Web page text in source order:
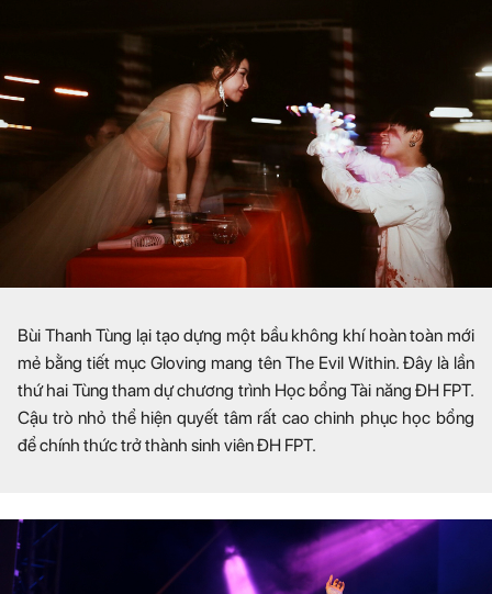
Bùi Thanh Tùng lại tạo dựng một bầu không khí hoàn toàn mới
mẻ bằng tiết mục Gloving mang tên The Evil Within. Đây là lần
thứ hai Tùng tham dự chương trình Học bổng Tài năng ĐH FPT.
Cậu trò nhỏ thể hiện quyết tâm rất cao chinh phục học bổng
để chính thức trở thành sinh viên ĐH FPT.